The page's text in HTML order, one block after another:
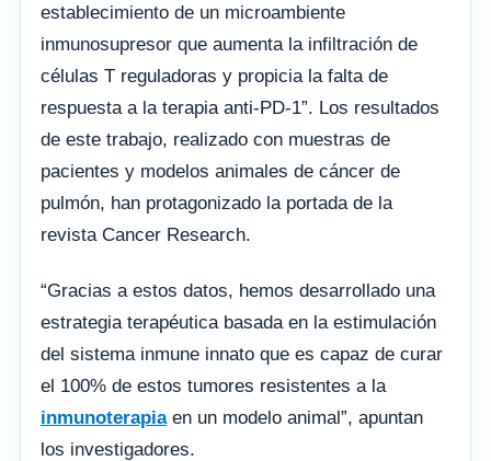
establecimiento de un microambiente
inmunosupresor que aumenta la infiltración de
células T reguladoras y propicia la falta de
respuesta a la terapia anti-PD-1”. Los resultados
de este trabajo, realizado con muestras de
pacientes y modelos animales de cáncer de
pulmón, han protagonizado la portada de la
revista Cancer Research.
“Gracias a estos datos, hemos desarrollado una
estrategia terapéutica basada en la estimulación
del sistema inmune innato que es capaz de curar
el 100% de estos tumores resistentes a la
inmunoterapiaen un modelo animal”, apuntan
los investigadores.